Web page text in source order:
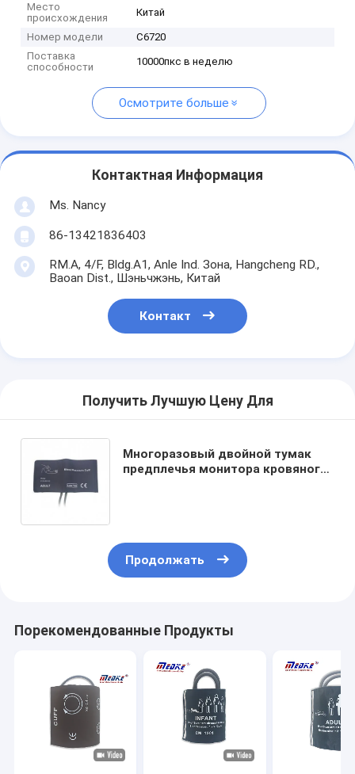
Место
происхождения
Китай
Номер модели
C6720
Поставка
способности
10000пкс в неделю
Осмотрите больше
Контактная Информация
Ms. Nancy
86-13421836403
RM.A, 4/F, Bldg.A1, Anle Ind. Зона, Hangcheng RD.,
Baoan Dist., Шэньчжэнь, Китай
Контакт
Получить Лучшую Цену Для
Многоразовый двойной тумак
предплечья монитора кровяного
Продолжать
Порекомендованные Продукты